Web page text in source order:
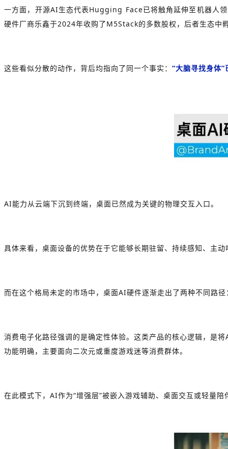
一方面，开源AI生态代表Hugging Face已将触角延伸至机器人
硬件厂商乐鑫于2024年收购了M5Stack的多数股权，后者生态中
这些看似分散的动作，背后均指向了同一个事实： “大脑寻找身体
AI能力从云端下沉到终端，桌面已然成为关键的物理交互入口。
具体来看，桌面设备的优势在于它能够长期驻留、持续感知、主
而在这个格局未定的市场中，桌面AI硬件逐渐走出了两种不同路径
消费电子化路径强调的是确定性体验。这类产品的核心逻辑，是
功能明确，主要面向二次元或重度游戏迷等消费群体。
在此模式下，AI作为“增强层”被嵌入游戏辅助、桌面交互或轻量